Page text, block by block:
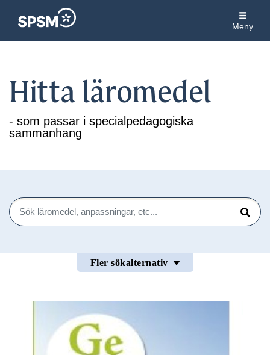
Meny
Hitta läromedel
- som passar i specialpedagogiska
sammanhang
Sök
Sök
Fler sökalternativ